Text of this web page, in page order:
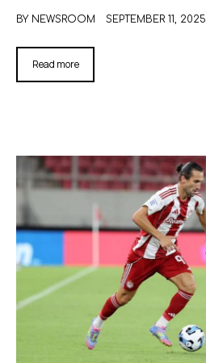
BY NEWSROOM SEPTEMBER 11, 2025
Read more